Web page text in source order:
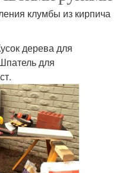
клумбы из кирпича
дерева для
для